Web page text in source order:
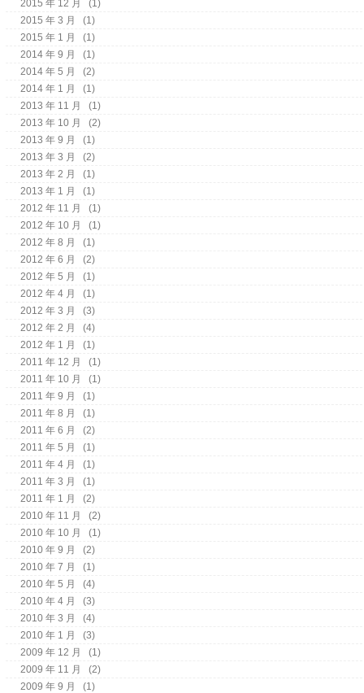
2015 年 12 月
(1)
2015 年 3 月
(1)
2015 年 1 月
(1)
2014 年 9 月
(1)
2014 年 5 月
(2)
2014 年 1 月
(1)
2013 年 11 月
(1)
2013 年 10 月
(2)
2013 年 9 月
(1)
2013 年 3 月
(2)
2013 年 2 月
(1)
2013 年 1 月
(1)
2012 年 11 月
(1)
2012 年 10 月
(1)
2012 年 8 月
(1)
2012 年 6 月
(2)
2012 年 5 月
(1)
2012 年 4 月
(1)
2012 年 3 月
(3)
2012 年 2 月
(4)
2012 年 1 月
(1)
2011 年 12 月
(1)
2011 年 10 月
(1)
2011 年 9 月
(1)
2011 年 8 月
(1)
2011 年 6 月
(2)
2011 年 5 月
(1)
2011 年 4 月
(1)
2011 年 3 月
(1)
2011 年 1 月
(2)
2010 年 11 月
(2)
2010 年 10 月
(1)
2010 年 9 月
(2)
2010 年 7 月
(1)
2010 年 5 月
(4)
2010 年 4 月
(3)
2010 年 3 月
(4)
2010 年 1 月
(3)
2009 年 12 月
(1)
2009 年 11 月
(2)
2009 年 9 月
(1)